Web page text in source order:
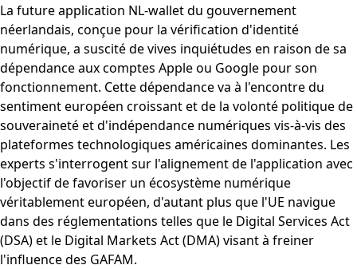
La future application NL-wallet du gouvernement
néerlandais, conçue pour la vérification d'identité
numérique, a suscité de vives inquiétudes en raison de sa
dépendance aux comptes Apple ou Google pour son
fonctionnement. Cette dépendance va à l'encontre du
sentiment européen croissant et de la volonté politique de
souveraineté et d'indépendance numériques vis-à-vis des
plateformes technologiques américaines dominantes. Les
experts s'interrogent sur l'alignement de l'application avec
l'objectif de favoriser un écosystème numérique
véritablement européen, d'autant plus que l'UE navigue
dans des réglementations telles que le Digital Services Act
(DSA) et le Digital Markets Act (DMA) visant à freiner
l'influence des GAFAM.